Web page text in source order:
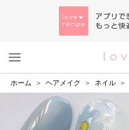
ホーム ヘアメイク ネイル